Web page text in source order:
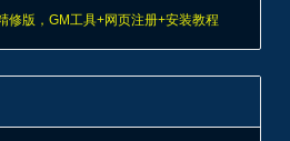
修版，GM工具+网页注册+安装教程